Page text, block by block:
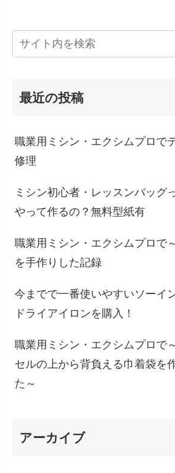
最近の投稿
職業用ミシン・エクシムプロで
修理
ミシン初心者・レッスンバッグ
やって作るの？無料型紙有
職業用ミシン・エクシムプロで
を手作りした記録
今までで一番使いやすいソーイ
ドライアイロンを購入！
職業用ミシン・エクシムプロで
セルの上から背負える巾着袋を
た～
アーカイブ